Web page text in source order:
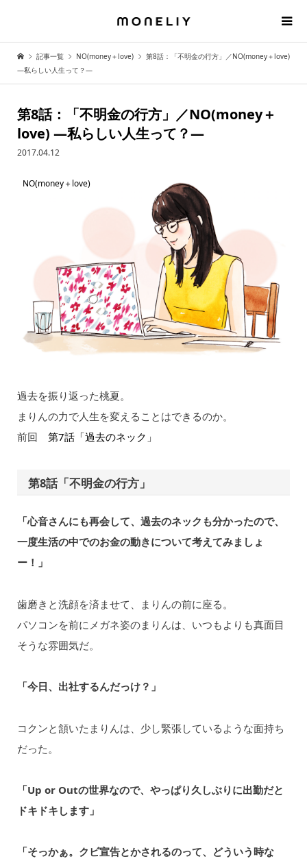
記事一覧 NO(money＋love)
第8話：「不明金の行方」／NO(money＋love)
—私らしい人生って？—
第8話：「不明金の行方」／NO(money＋
love) —私らしい人生って？—
2017.04.12
NO(money＋love)
過去を振り返った桃夏。
まりんの力で人生を変えることはできるのか。
前回 第7話「過去のネック」
第8話「不明金の行方」
「心音さんにも再会して、過去のネックも分かったので、
一度生活の中でのお金の動きについて考えてみましょ
ー！」
歯磨きと洗顔を済ませて、まりんの前に座る。
パソコンを前にメガネ姿のまりんは、いつもよりも真面目
そうな雰囲気だ。
「今日、出社するんだっけ？」
コクンと頷いたまりんは、少し緊張しているような面持ち
だった。
「Up or Outの世界なので、やっぱり久しぶりに出勤だと
ドキドキします」
「そっかぁ。クビ宣告とかされるのって、どういう時な